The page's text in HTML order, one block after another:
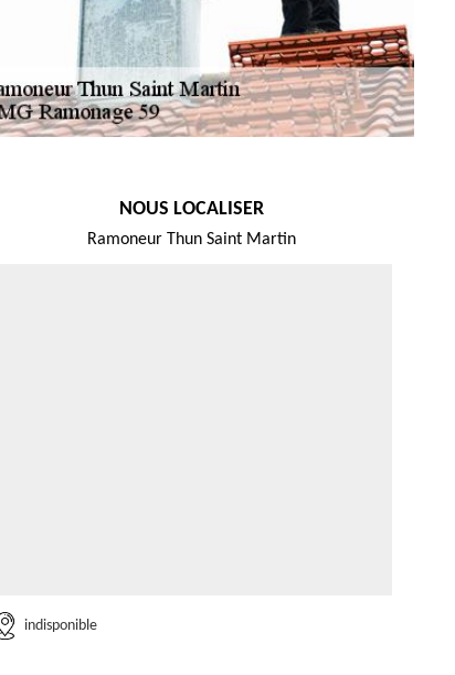
NOUS LOCALISER
Ramoneur Thun Saint Martin
indisponible